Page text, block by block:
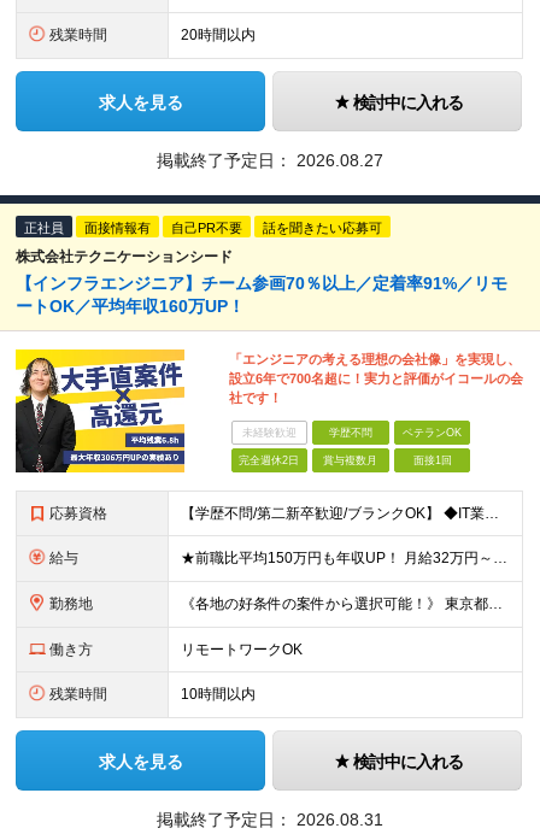
残業時間 20時間以内
求人を見る 検討中に入れる
掲載終了予定日： 2026.08.27
正社員 面接情報有 自己PR不要 話を聞きたい応募可
株式会社テクニケーションシード
【インフラエンジニア】チーム参画70％以上／定着率91%／リモ
ートOK／平均年収160万UP！
「エンジニアの考える理想の会社像」を実現し、
設立6年で700名超に！実力と評価がイコールの会
社です！
未経験歓迎 学歴不問 ベテランOK
完全週休2日 賞与複数月 面接1回
応募資格 【学歴不問/第二新卒歓迎/ブランクOK】 ◆IT業界での何らかの実務経験を半年以上お持ちの方 ※経験した工程・使用製品などは不問です。 ◆学歴不問
給与 ★前職比平均150万円も年収UP！ 月給32万円～67万円＋決算賞与 ※上記には、30時間分（5万7千円～12万1千円）の固定残業代が含まれています。 ◇超過分は別途支給 ◇試用期間3ヶ月（期間中の
勤務地 《各地の好条件の案件から選択可能！》 東京都、神奈川県、千葉県、埼玉県、大阪府、愛知県、福岡県の各プロジェクト先 ※希望を最大限考慮 ※リモート案件あり ※転居を伴う転勤なし ※U・Iターンも歓迎
働き方 リモートワークOK
残業時間 10時間以内
求人を見る 検討中に入れる
掲載終了予定日： 2026.08.31